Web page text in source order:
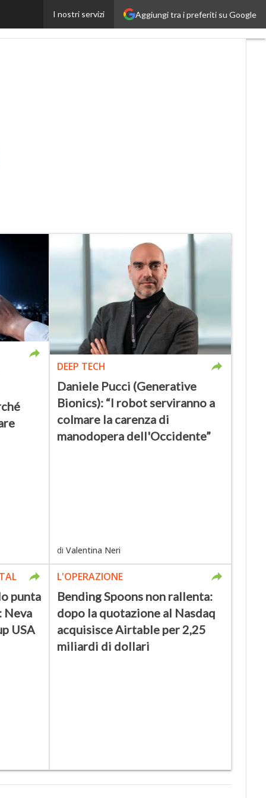
Aggiungi tra i preferiti su Google
I nostri servizi
Startup
DEEP TECH
Daniele Pucci (Generative
Bionics): “I robot serviranno a
colmare la carenza di
manodopera dell'Occidente”
diValentina Neri
punta
Neva
USA
L'OPERAZIONE
Bending Spoons non rallenta:
dopo la quotazione al Nasdaq
acquisisce Airtable per 2,25
miliardi di dollari